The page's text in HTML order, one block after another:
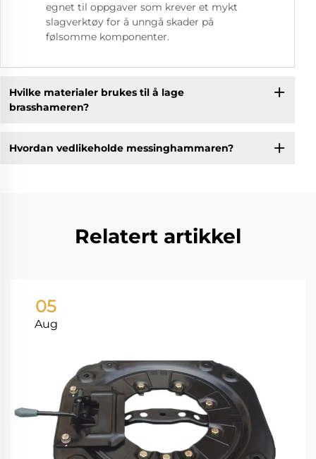
egnet til oppgaver som krever et mykt
slagverktøy for å unngå skader på
følsomme komponenter.
Hvilke materialer brukes til å lage
brasshameren?
Hvordan vedlikeholde messinghammaren?
Relatert artikkel
05
Aug